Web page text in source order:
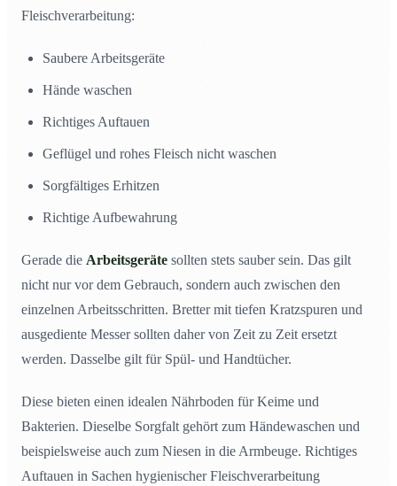
Fleischverarbeitung:
Saubere Arbeitsgeräte
Hände waschen
Richtiges Auftauen
Geflügel und rohes Fleisch nicht waschen
Sorgfältiges Erhitzen
Richtige Aufbewahrung
Gerade die Arbeitsgeräte sollten stets sauber sein. Das gilt
nicht nur vor dem Gebrauch, sondern auch zwischen den
einzelnen Arbeitsschritten. Bretter mit tiefen Kratzspuren und
ausgediente Messer sollten daher von Zeit zu Zeit ersetzt
werden. Dasselbe gilt für Spül- und Handtücher.
Diese bieten einen idealen Nährboden für Keime und
Bakterien. Dieselbe Sorgfalt gehört zum Händewaschen und
beispielsweise auch zum Niesen in die Armbeuge. Richtiges
Auftauen in Sachen hygienischer Fleischverarbeitung